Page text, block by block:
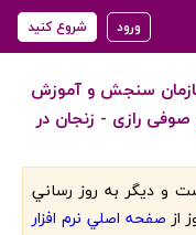
ورود شروع کنید
سنجش و آموزش
رازی - زنجان در
و ديگر به روز رساني
از صفحه اصلي نرم افزار